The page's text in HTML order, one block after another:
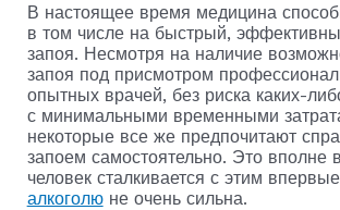
В настоящее время медицина
в том числе на быстрый,
запоя. Несмотря на наличие
запоя под присмотром
опытных врачей, без риска каких-
с минимальными временными
некоторые все же предпочитают
запоем самостоятельно. Это вполне
человек сталкивается с этим
алкоголюне очень сильна.